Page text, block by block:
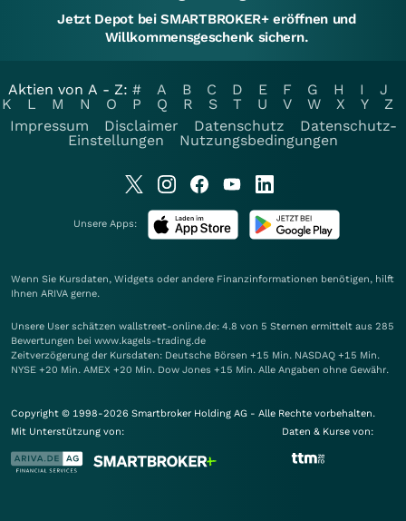
Jetzt Depot bei SMARTBROKER+ eröffnen und
Willkommensgeschenk sichern.
Aktien von A - Z: # A B C D E F G H I
J
K
L M N O P Q R S T U V W X Y
Z
Impressum
Disclaimer Datenschutz
Datenschutz-
Einstellungen
Nutzungsbedingungen
Unsere Apps:
Wenn Sie Kursdaten, Widgets oder andere Finanzinformationen benötigen, hilft
Ihnen ARIVA gerne.
Unsere User schätzen wallstreet-online.de: 4.8 von 5 Sternen ermittelt aus 285
Bewertungen bei www.kagels-trading.de
Zeitverzögerung der Kursdaten: Deutsche Börsen +15 Min. NASDAQ +15 Min.
NYSE +20 Min. AMEX +20 Min. Dow Jones +15 Min. Alle Angaben ohne Gewähr.
Copyright © 1998-2026 Smartbroker Holding AG - Alle Rechte vorbehalten.
Mit Unterstützung von:
Daten & Kurse von: